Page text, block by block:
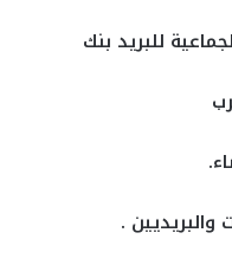
للبريد بنك
.